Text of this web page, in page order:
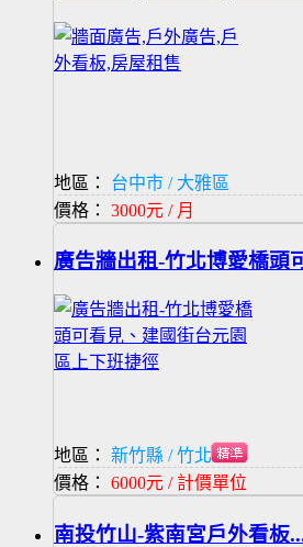
地區：
台中市 / 大雅區
價格： 3000元 / 月
廣告牆出租-竹北博愛橋頭
地區：
新竹縣 / 竹北市
價格： 6000元 / 計價單位
南投竹山-紫南宮戶外看板